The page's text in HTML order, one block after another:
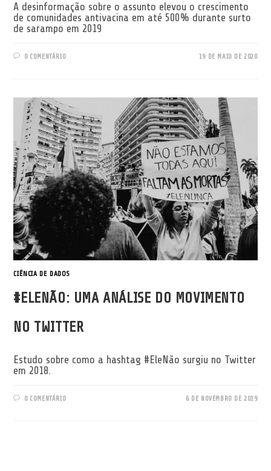
A desinformação sobre o assunto elevou o crescimento
de comunidades antivacina em até 500% durante surto
de sarampo em 2019
0 COMENTÁRIO 19 DE MAIO DE 2020
CIÊNCIA DE DADOS
#ELENÃO: UMA ANÁLISE DO MOVIMENTO
NO TWITTER
Estudo sobre como a hashtag #EleNão surgiu no Twitter
em 2018.
0 COMENTÁRIO 6 DE NOVEMBRO DE 2019